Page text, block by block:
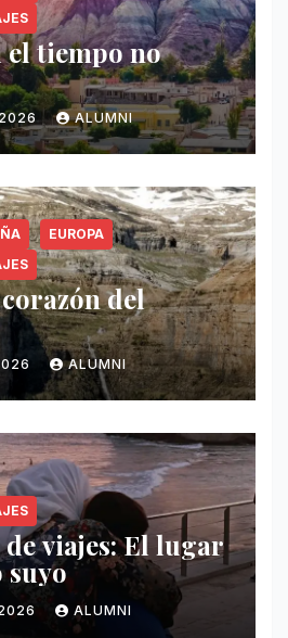
el tiempo no
2026 ALUMNI
EUROPA
del
ALUMNI
viajes: El lugar
suyo
ALUMNI